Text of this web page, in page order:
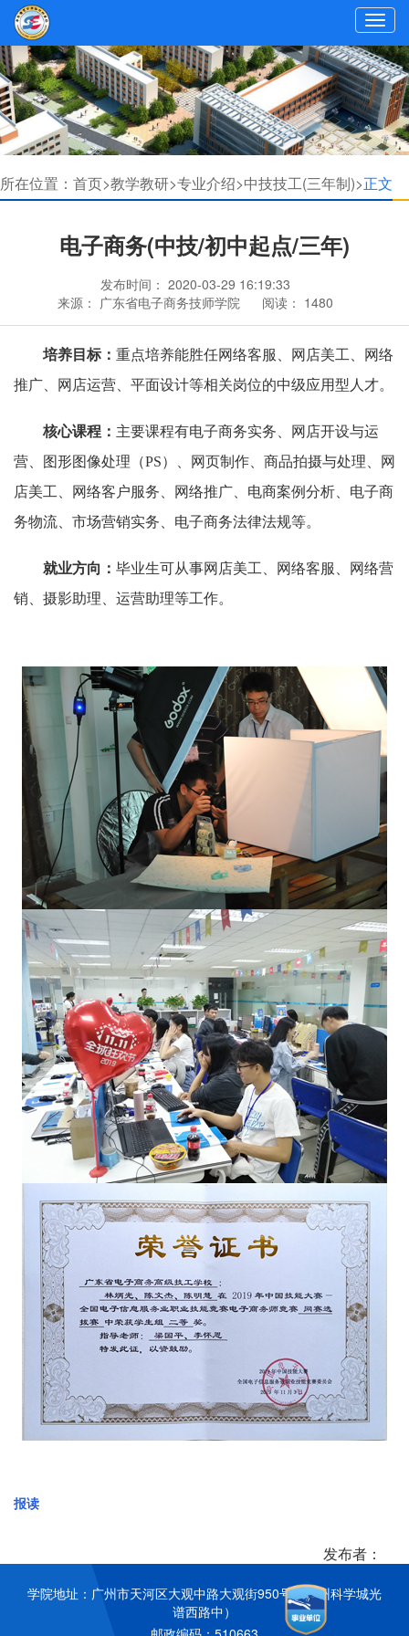
所在位置： 首页>教学教研>专业介绍>中技技工(三年制)>正文
电子商务(中技/初中起点/三年)
发布时间： 2020-03-29 16:19:33
来源： 广东省电子商务技师学院 阅读： 1480
培养目标： 重点培养能胜任网络客服、网店美工、网络
推广、网店运营、平面设计等相关岗位的中级应用型人才。
核心课程： 主要课程有电子商务实务、网店开设与运
营、图形图像处理（PS）、网页制作、商品拍摄与处理、网
店美工、网络客户服务、网络推广、电商案例分析、电子商
务物流、市场营销实务、电子商务法律法规等。
就业方向： 毕业生可从事网店美工、网络客服、网络营
销、摄影助理、运营助理等工作。
报读
发布者：
学院地址：广州市天河区大观中路大观街950号（广州科学城光
谱西路中）